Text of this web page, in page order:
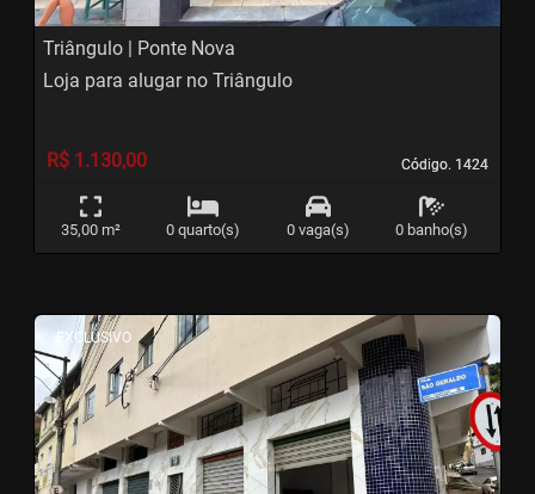
Triângulo | Ponte Nova
Código. 1424
Código. 1424
Loja para alugar no Triângulo
R$ 1.130,00
35,00 m² 0 quarto(s) 0 vaga(s) 0 banho(s)
EXCLUSIVO
< <<<
‹
Previous
›
Next